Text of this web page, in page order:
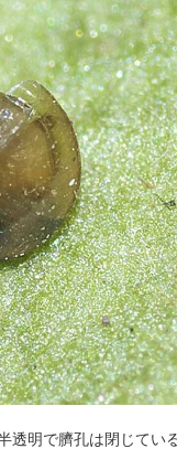
透明で臍孔は閉じている